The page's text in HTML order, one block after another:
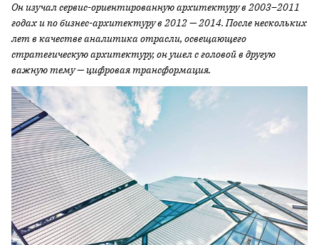
Он изучал сервис-ориентированную архитектуру в 2003–2011
годах и по бизнес-архитектуру в 2012 — 2014. После нескольких
лет в качестве аналитика отрасли, освещающего
стратегическую архитектуру, он ушел с головой в другую
важную тему — цифровая трансформация.